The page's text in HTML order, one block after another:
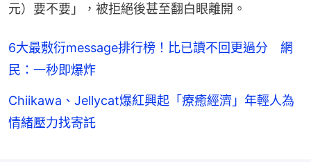
元）要不要」，被拒絕後甚至翻白眼離開。
6大最敷衍message排行榜！比已讀不回更過分 網
民：一秒即爆炸
Chiikawa、Jellycat爆紅興起「療癒經濟」年輕人為
情緒壓力找寄託